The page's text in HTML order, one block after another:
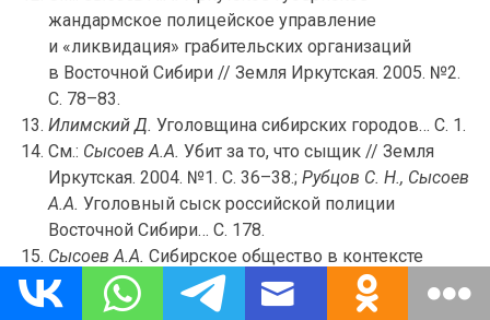
жандармское полицейское управление
и «ликвидация» грабительских организаций
в Восточной Сибири // Земля Иркутская. 2005. №2.
С. 78–83.
Илимский Д. Уголовщина сибирских городов… С. 1.
См.: Сысоев А.А. Убит за то, что сыщик // Земля
Иркутская. 2004. №1. С. 36–38.; Рубцов С. Н., Сысоев
А.А. Уголовный сыск российской полиции
Восточной Сибири… С. 178.
Сысоев А.А. Сибирское общество в контексте
пенитенциарной политики Российского
самодержавия // Сибирская ссылка: сборник